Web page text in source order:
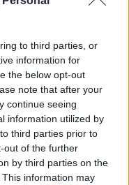
to third parties, or
information for
the below opt-out
note that after your
continue seeing
information utilized by
third parties prior to
out of the further
by third parties on the
This information may
στα δάνεια, νέο deal
«Σε πέντε χρόνια
την εξέλιξη του
και δράσεις με